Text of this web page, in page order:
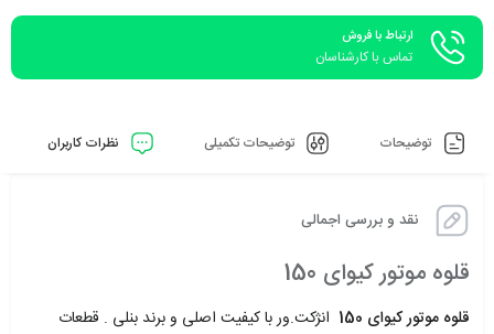
ارتباط با فروش
تماس با کارشناسان
توضیحات توضیحات تکمیلی نظرات کاربران
نقد و بررسی اجمالی
قلوه موتور کیوای 150
قلوه موتور کیوای 150
انژکت.ور با کیفیت اصلی و برند بنلی . قطعات